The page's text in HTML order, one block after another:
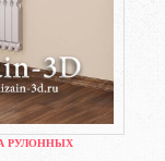
РУЛОННЫХ